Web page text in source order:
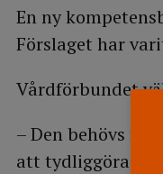
En ny
Förslaget har
Vårdförbundet
– Den behövs
att tydliggöra